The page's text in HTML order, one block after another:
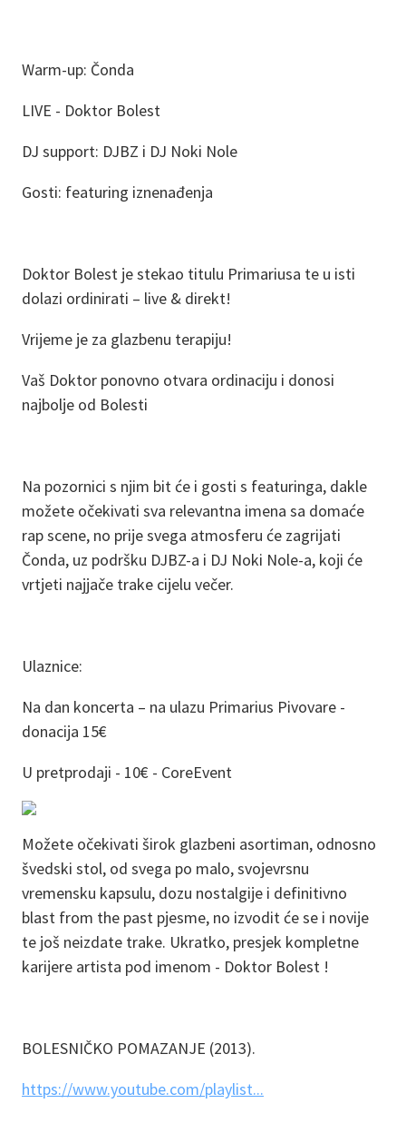
Warm-up: Čonda
LIVE - Doktor Bolest
DJ support: DJBZ i DJ Noki Nole
Gosti: featuring iznenađenja
Doktor Bolest je stekao titulu Primariusa te u isti
dolazi ordinirati – live & direkt!
Vrijeme je za glazbenu terapiju!
Vaš Doktor ponovno otvara ordinaciju i donosi
najbolje od Bolesti
Na pozornici s njim bit će i gosti s featuringa, dakle
možete očekivati sva relevantna imena sa domaće
rap scene, no prije svega atmosferu će zagrijati
Čonda, uz podršku DJBZ-a i DJ Noki Nole-a, koji će
vrtjeti najjače trake cijelu večer.
Ulaznice:
Na dan koncerta – na ulazu Primarius Pivovare -
donacija 15€
U pretprodaji - 10€ - CoreEvent
Možete očekivati širok glazbeni asortiman, odnosno
švedski stol, od svega po malo, svojevrsnu
vremensku kapsulu, dozu nostalgije i definitivno
blast from the past pjesme, no izvodit će se i novije
te još neizdate trake. Ukratko, presjek kompletne
karijere artista pod imenom - Doktor Bolest !
BOLESNIČKO POMAZANJE (2013).
https://www.youtube.com/playlist...